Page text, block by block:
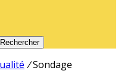
Rechercher
/Sondage